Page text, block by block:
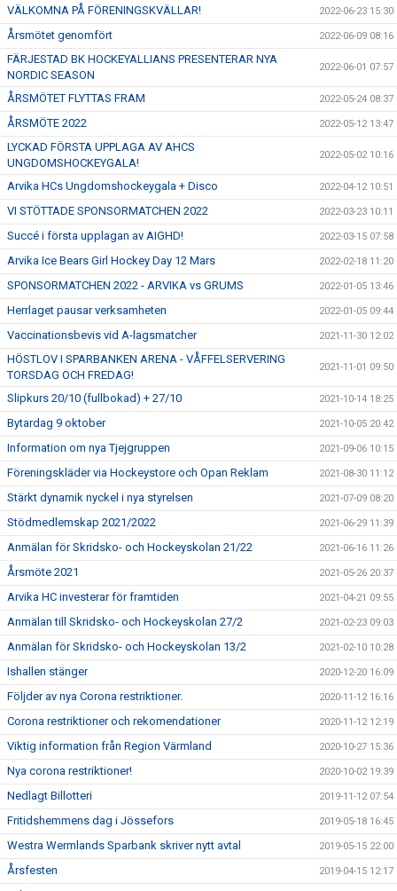
VÄLKOMNA PÅ FÖRENINGSKVÄLLAR! 2022-06-23 15:30
Årsmötet genomfört 2022-06-09 08:16
FÄRJESTAD BK HOCKEYALLIANS PRESENTERAR NYA
NORDIC SEASON
2022-06-01 07:57
ÅRSMÖTET FLYTTAS FRAM 2022-05-24 08:37
ÅRSMÖTE 2022 2022-05-12 13:47
LYCKAD FÖRSTA UPPLAGA AV AHCS
UNGDOMSHOCKEYGALA!
2022-05-02 10:16
Arvika HCs Ungdomshockeygala + Disco 2022-04-12 10:51
VI STÖTTADE SPONSORMATCHEN 2022 2022-03-23 10:11
Succé i första upplagan av AIGHD! 2022-03-15 07:58
Arvika Ice Bears Girl Hockey Day 12 Mars 2022-02-18 11:20
SPONSORMATCHEN 2022 - ARVIKA vs GRUMS 2022-01-05 13:46
Herrlaget pausar verksamheten 2022-01-05 09:44
Vaccinationsbevis vid A-lagsmatcher 2021-11-30 12:02
HÖSTLOV I SPARBANKEN ARENA - VÅFFELSERVERING
TORSDAG OCH FREDAG!
2021-11-01 09:50
Slipkurs 20/10 (fullbokad) + 27/10 2021-10-14 18:25
Bytardag 9 oktober 2021-10-05 20:42
Information om nya Tjejgruppen 2021-09-06 10:15
Föreningskläder via Hockeystore och Opan Reklam 2021-08-30 11:12
Stärkt dynamik nyckel i nya styrelsen 2021-07-09 08:20
Stödmedlemskap 2021/2022 2021-06-29 11:39
Anmälan för Skridsko- och Hockeyskolan 21/22 2021-06-16 11:26
Årsmöte 2021 2021-05-26 20:37
Arvika HC investerar för framtiden 2021-04-21 09:55
Anmälan till Skridsko- och Hockeyskolan 27/2 2021-02-23 09:03
Anmälan för Skridsko- och Hockeyskolan 13/2 2021-02-10 10:28
Ishallen stänger 2020-12-20 16:09
Följder av nya Corona restriktioner. 2020-11-12 16:16
Corona restriktioner och rekomendationer 2020-11-12 12:19
Viktig information från Region Värmland 2020-10-27 15:36
Nya corona restriktioner! 2020-10-02 19:39
Nedlagt Billotteri 2019-11-12 07:54
Fritidshemmens dag i Jössefors 2019-05-18 16:45
Westra Wermlands Sparbank skriver nytt avtal 2019-05-15 22:00
Årsfesten 2019-04-15 12:17